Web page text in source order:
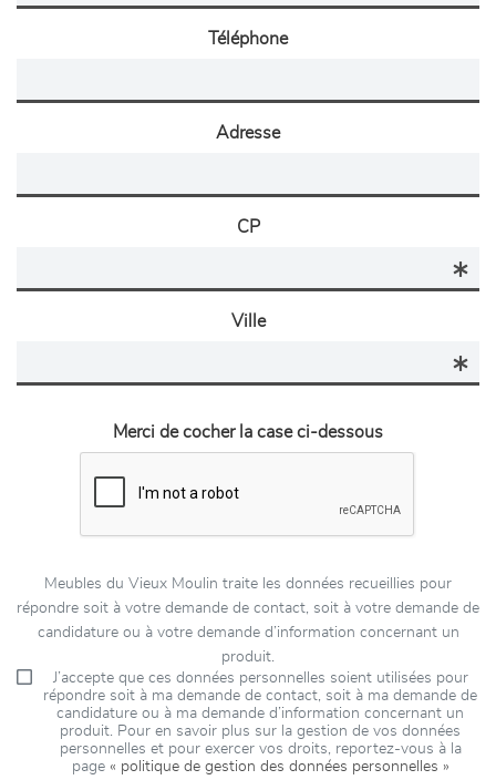
Téléphone
Adresse
CP
Ville
Merci de cocher la case ci-dessous
Meubles du Vieux Moulin traite les données recueillies pour
répondre soit à votre demande de contact, soit à votre demande de
candidature ou à votre demande d’information concernant un
produit.
J’accepte que ces données personnelles soient utilisées pour
répondre soit à ma demande de contact, soit à ma demande de
candidature ou à ma demande d’information concernant un
produit. Pour en savoir plus sur la gestion de vos données
personnelles et pour exercer vos droits, reportez-vous à la
page « politique de gestion des données personnelles »